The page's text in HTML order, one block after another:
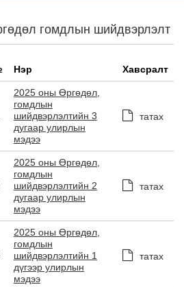
гомдлын шийдвэрлэлт
Нэр Хавсралт
2025 оны Өргөдөл,
гомдлын
шийдвэрлэлтийн 3
дугаар улирлын
мэдээ
татах
2025 оны Өргөдөл,
гомдлын
шийдвэрлэлтийн 2
дугаар улирлын
мэдээ
татах
2025 оны Өргөдөл,
гомдлын
шийдвэрлэлтийн 1
дүгээр улирлын
мэдээ
татах